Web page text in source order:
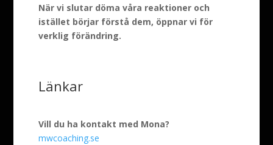
När vi slutar döma våra reaktioner och
istället börjar förstå dem, öppnar vi för
verklig förändring.
Länkar
Vill du ha kontakt med Mona?
mwcoaching.se